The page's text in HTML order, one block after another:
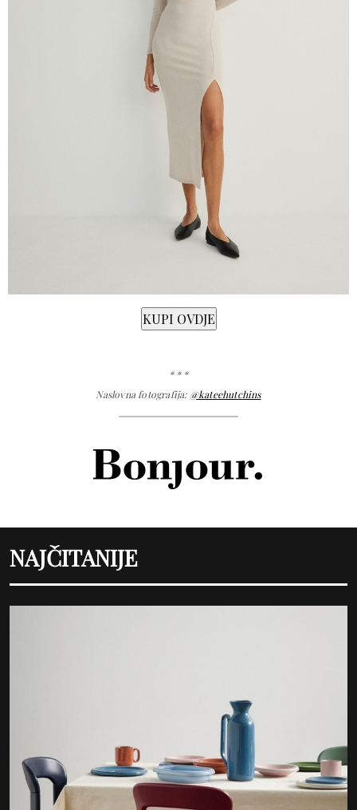
* * *
Naslovna fotografija: @kateehutchins
NAJČITANIJE